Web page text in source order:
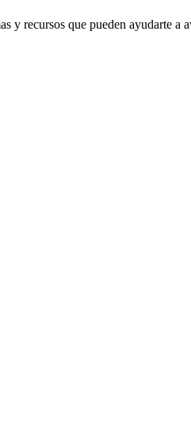
y recursos que pueden ayudarte a